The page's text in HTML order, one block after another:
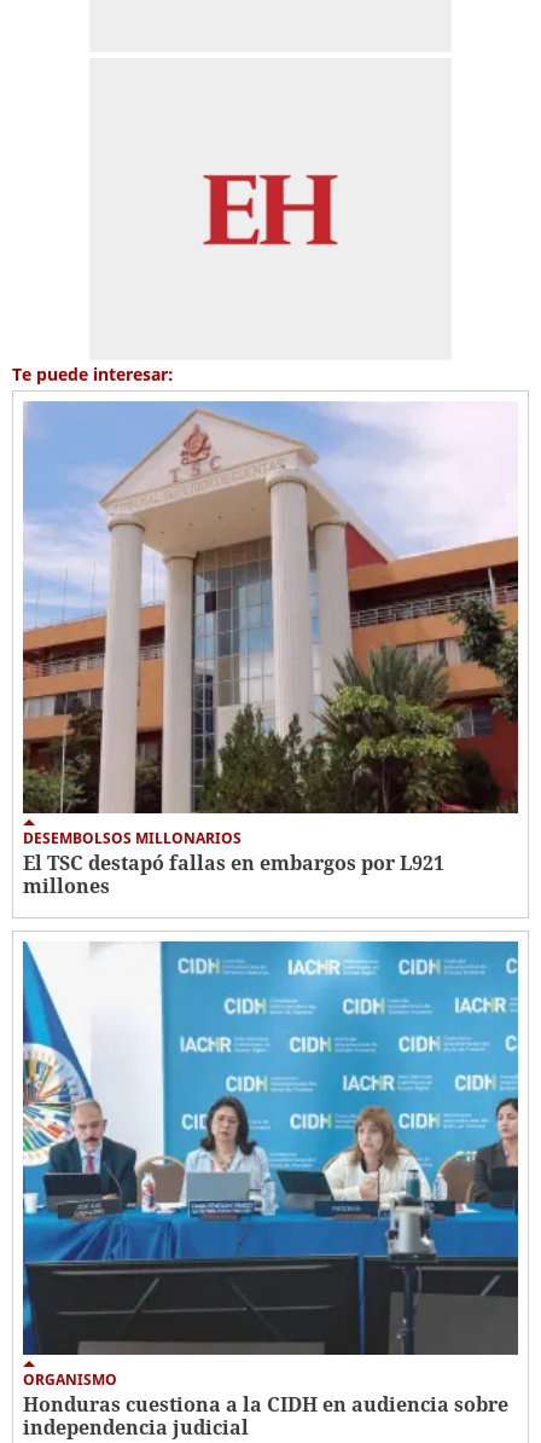
Te puede interesar:
DESEMBOLSOS MILLONARIOS
El TSC destapó fallas en embargos por L921
millones
ORGANISMO
Honduras cuestiona a la CIDH en audiencia sobre
independencia judicial